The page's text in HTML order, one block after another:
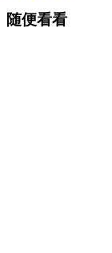
随便看看